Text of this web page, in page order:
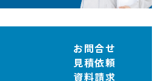
お問合せ
見積依頼
資料請求